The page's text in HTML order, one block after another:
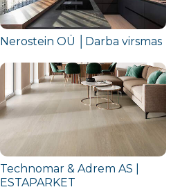
Nerostein OÜ │Darba virsmas
Technomar & Adrem AS |
ESTAPARKET